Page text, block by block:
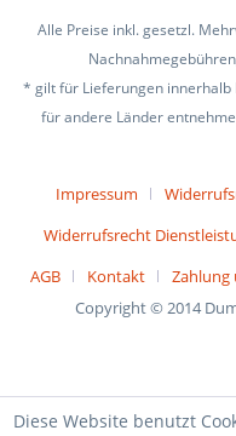
Alle Preise inkl. gesetzl.
* gilt für Lieferungen innerhalb
für andere Länder
Impressum
Widerrufsrecht
AGB
Kontakt Zahlung
Copyright © 2014
Diese Website benutzt